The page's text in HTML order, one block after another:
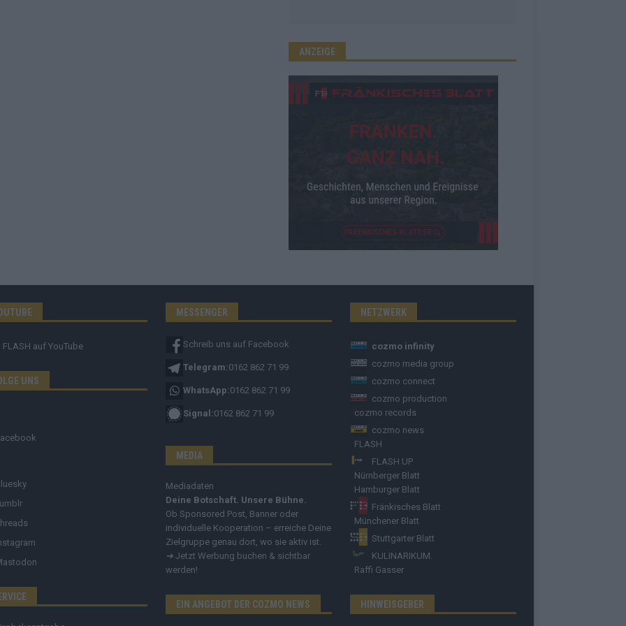
ANZEIGE
FLASH auf YouTube
UNS
MESSENGER
Schreib uns auf Facebook
Telegram:0162 862 71 99
WhatsApp:0162 862 71 99
Signal:0162 862 71 99
MEDIA
Mediadaten
Deine Botschaft. Unsere Bühne.
Ob Sponsored Post, Banner oder
individuelle Kooperation – erreiche Deine
Zielgruppe genau dort, wo sie aktiv ist.
➔ Jetzt Werbung buchen & sichtbar
werden!
EIN ANGEBOT DER COZMO NEWS
NETZWERK
cozmo infinity
cozmo media group
cozmo connect
cozmo production
cozmo records
cozmo news
FLASH
FLASH UP
Nürnberger Blatt
Hamburger Blatt
Fränkisches Blatt
Münchener Blatt
Stuttgarter Blatt
KULINARIKUM.
Raffi Gasser
HINWEISGEBER